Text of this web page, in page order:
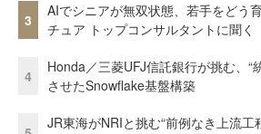
3
AIでシニアが無双状態、若手をどう
チュア トップコンサルタントに聞く
4
Honda／三菱UFJ信託銀行が挑む、“
させたSnowflake基盤構築
JR東海がNRIと挑む“前例なき上流